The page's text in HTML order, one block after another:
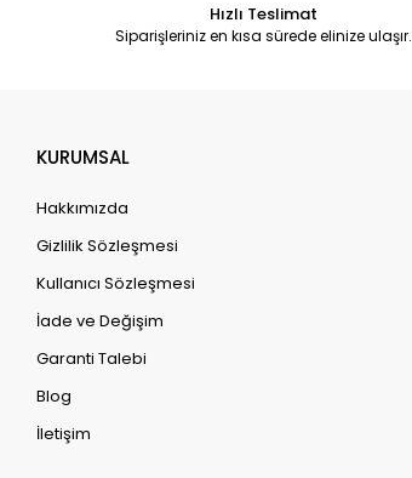
Hızlı Teslimat
Siparişleriniz en kısa sürede elinize ulaşır.
KURUMSAL
Hakkımızda
Gizlilik Sözleşmesi
Kullanıcı Sözleşmesi
İade ve Değişim
Garanti Talebi
Blog
İletişim